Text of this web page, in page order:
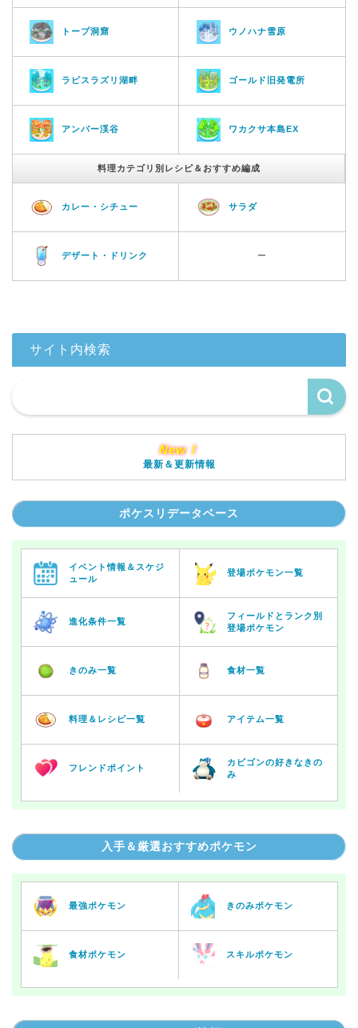
トープ洞窟 ウノハナ雪原
ラピスラズリ湖畔 ゴールド旧発電所
アンバー渓谷 ワカクサ本島EX
料理カテゴリ別レシピ＆おすすめ編成
カレー・シチュー サラダ
デザート・ドリンク ー
サイト内検索
New！
最新＆更新情報
ポケスリデータベース
イベント情報＆スケジ
ュール
登場ポケモン一覧
進化条件一覧
フィールドとランク別
登場ポケモン
きのみ一覧 食材一覧
料理＆レシピ一覧 アイテム一覧
フレンドポイント
カビゴンの好きなきの
み
入手＆厳選おすすめポケモン
最強ポケモン きのみポケモン
食材ポケモン スキルポケモン